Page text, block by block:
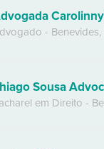
- Benevides,
Sousa
em Direito -